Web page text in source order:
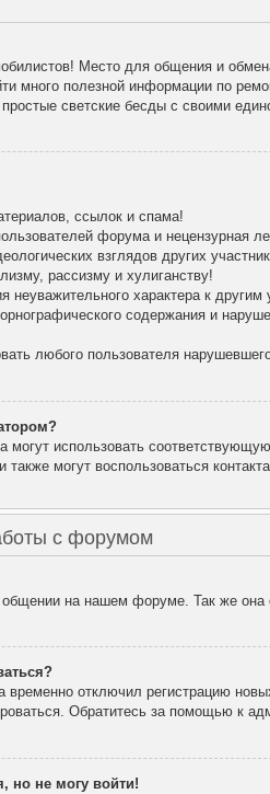
Место для общения и
много полезной информации по
светские бесды с своими
ссылок и спама!
форума и нецензурная
взглядов других
рассизму и хулиганству!
неуважительного характера к
содержания и
любого пользователя
могут использовать
также могут воспользоваться
с форумом
на нашем форуме. Так же
отключил регистрацию
Обратитесь за помощью к
но не могу войти!